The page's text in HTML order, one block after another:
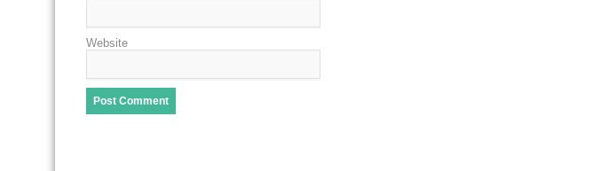
Website